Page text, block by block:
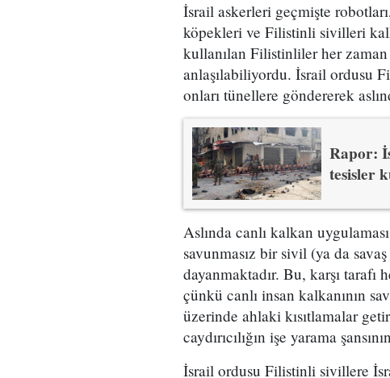
İsrail askerleri geçmişte
köpekleri ve Filistinli sivilleri
kullanılan Filistinliler her
anlaşılabiliyordu. İsrail ordusu
onları tünellere göndererek
Rapor:
tesisler
Aslında canlı kalkan
savunmasız bir sivil (ya da
dayanmaktadır. Bu, karşı tarafı
çünkü canlı insan kalkanının
üzerinde ahlaki kısıtlamalar
caydırıcılığın işe yarama
İsrail ordusu Filistinli sivillere